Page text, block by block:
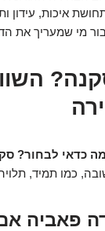
איכות, עידון
מי שמעריך את
כדאי לבחור?
כמו תמיד,
פאביה